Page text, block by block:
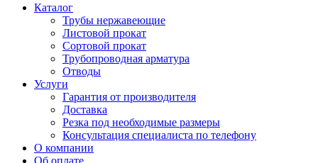
Каталог
Трубы нержавеющие
Листовой прокат
Сортовой прокат
Трубопроводная арматура
Отводы
Услуги
Гарантия от производителя
Доставка
Резка под необходимые размеры
Консультация специалиста по телефону
О компании
Об оплате